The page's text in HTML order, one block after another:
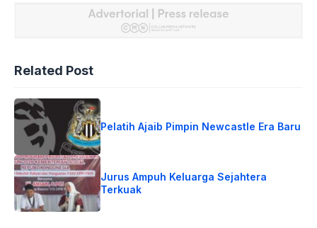
Related Post
Pelatih Ajaib Pimpin Newcastle Era Baru
Jurus Ampuh Keluarga Sejahtera
Terkuak